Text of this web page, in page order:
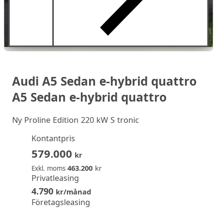
Audi A5 Sedan e-hybrid quattro
A5 Sedan e-hybrid quattro
NyProline Edition 220 kW S tronic
Kontantpris
579.000 kr
Exkl. moms 463.200kr
Privatleasing
4.790kr/månad
Företagsleasing